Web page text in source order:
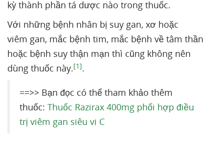
kỳ thành phần tá dược nào trong thuốc.
Với những bệnh nhân bị suy gan, xơ hoặc
viêm gan, mắc bệnh tim, mắc bệnh về tâm thần
hoặc bệnh suy thận mạn thì cũng không nên
dùng thuốc này.[1].
==>> Bạn đọc có thể tham khảo thêm
thuốc: Thuốc Razirax 400mg phối hợp điều
trị viêm gan siêu vi C